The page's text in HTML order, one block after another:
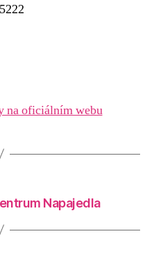
na oficiálním webu
Napajedla